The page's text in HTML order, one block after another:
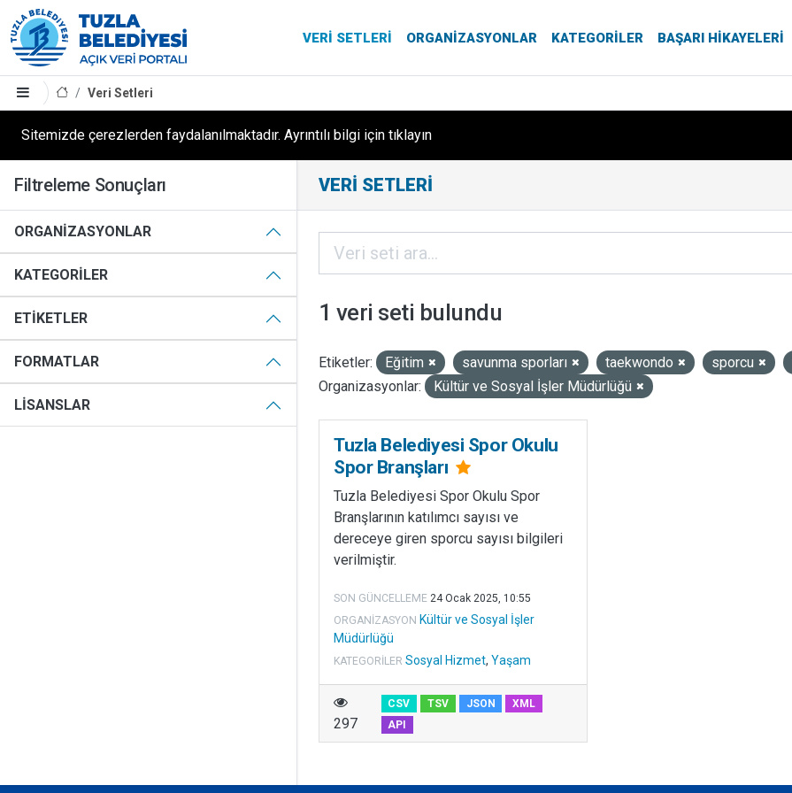
VERI SETLERI ORGANIZASYONLAR KATEGORILER BAŞARI HIKAYELERI
Veri Setleri
Sitemizde çerezlerden faydalanılmaktadır. Ayrıntılı bilgi için tıklayın
Filtreleme Sonuçları
ORGANIZASYONLAR
KATEGORILER
ETIKETLER
FORMATLAR
LISANSLAR
VERI SETLERI
1 veri seti bulundu
Etiketler: Eğitim savunma sporları taekwondo sporcu
Organizasyonlar:
Kültür ve Sosyal İşler Müdürlüğü
Tuzla Belediyesi Spor Okulu
Spor Branşları
Tuzla Belediyesi Spor Okulu Spor
Branşlarının katılımcı sayısı ve
dereceye giren sporcu sayısı bilgileri
verilmiştir.
SON GÜNCELLEME 24 Ocak 2025, 10:55
ORGANIZASYON Kültür ve Sosyal İşler
Müdürlüğü
KATEGORILER Sosyal Hizmet, Yaşam
297
CSV TSV JSON
XML
API